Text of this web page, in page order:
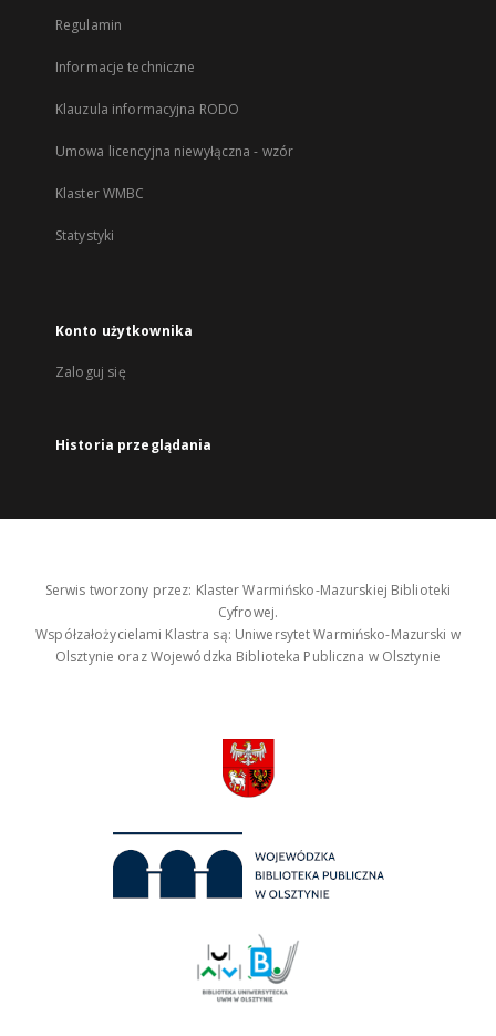
Regulamin
Informacje techniczne
Klauzula informacyjna RODO
Umowa licencyjna niewyłączna - wzór
Klaster WMBC
Statystyki
Konto użytkownika
Zaloguj się
Historia przeglądania
Serwis tworzony przez: Klaster Warmińsko-Mazurskiej Biblioteki
Cyfrowej.
Współzałożycielami Klastra są: Uniwersytet Warmińsko-Mazurski w
Olsztynie oraz Wojewódzka Biblioteka Publiczna w Olsztynie